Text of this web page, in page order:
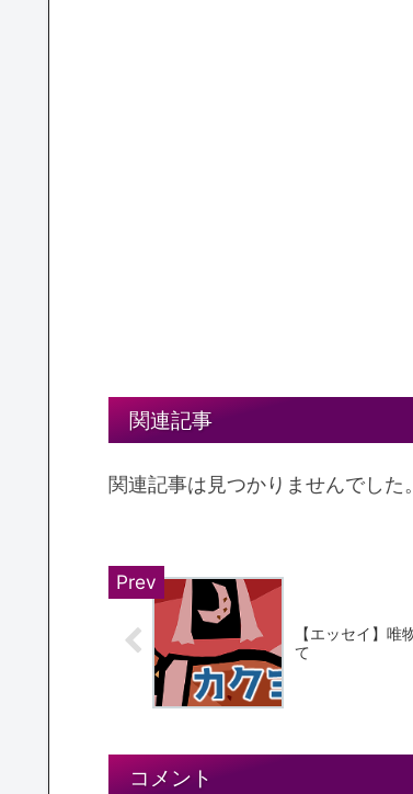
関連記事
関連記事は見つかりませんでした。
【エッセイ】唯
て
コメント